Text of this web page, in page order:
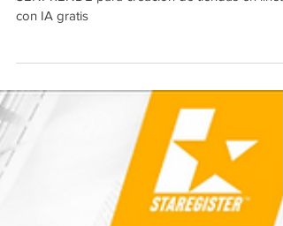
CCIT se suma a Plan Nacional de Kolau y
SENPRENDE para creación de tiendas en línea